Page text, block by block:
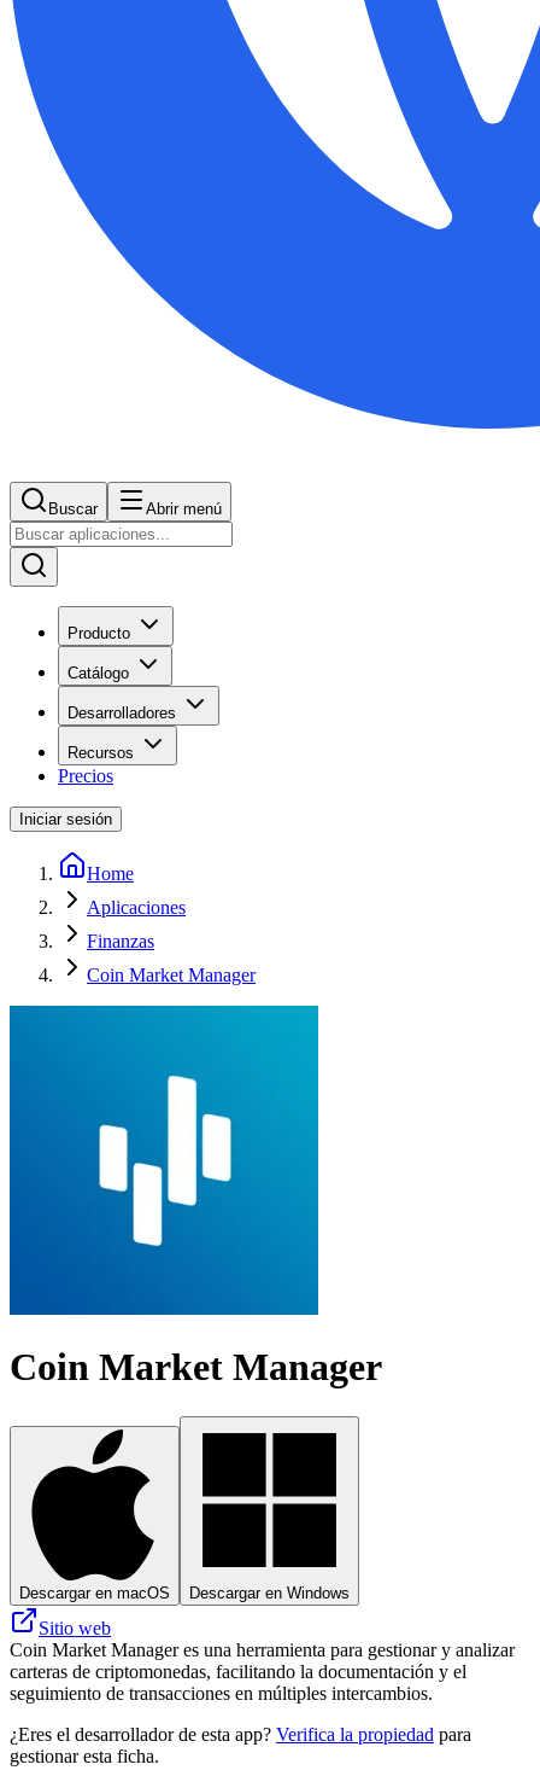
Buscar Abrir menú
Producto
Catálogo
Desarrolladores
Recursos
Precios
Iniciar sesión
Home
Aplicaciones
Finanzas
Coin Market Manager
Coin Market Manager
Descargar en macOS Descargar en Windows
Sitio web
Coin Market Manager es una herramienta para gestionar y analizar
carteras de criptomonedas, facilitando la documentación y el
seguimiento de transacciones en múltiples intercambios.
¿Eres el desarrollador de esta app? Verifica la propiedad para
gestionar esta ficha.